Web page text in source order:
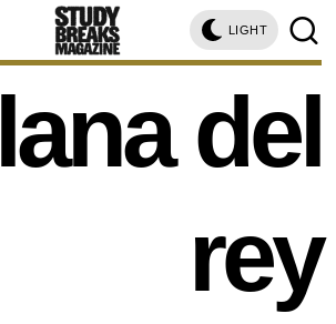
LIGHT
lana del
rey